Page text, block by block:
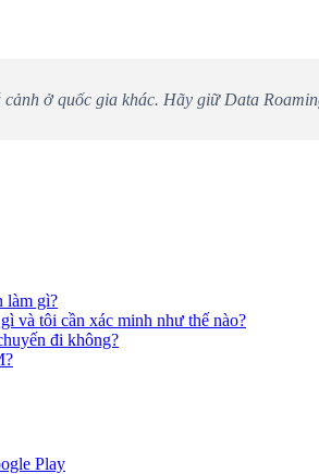
ở quốc gia khác. Hãy giữ Data
làm gì?
và tôi cần xác minh như thế nào?
đi không?
Play